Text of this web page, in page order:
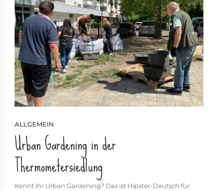
ALLGEMEIN
Urban Gardening in der
Thermometersiedlung
Kennt ihr Urban Gardening? Das ist Hipster-Deutsch für